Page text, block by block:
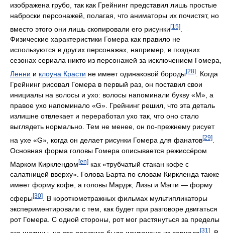
изображена грубо, так как Грейнинг представил лишь простые
наброски персонажей, полагая, что аниматоры их почистят, но
вместо этого они лишь скопировали его рисунки[15]
Физические характеристики Гомера как правило не
используются в других персонажах, например, в поздних
сезонах сериала никто из персонажей за исключением Гомера,
Ленни и клоуна Красти не имеет одинаковой бороды[28]
. Когда
Грейнинг рисовал Гомера в первый раз, он поставил свои
инициалы на волосы и ухо: волосы напоминали букву «M», а
правое ухо напоминало «G». Грейнинг решил, что эта деталь
излишне отвлекает и переработал ухо так, что оно стало
выглядеть нормально. Тем не менее, он по-прежнему рисует
на ухе «G», когда он делает рисунки Гомера для фанатов[29]
Основная форма головы Гомера описывается режиссёром
Марком Кирклендом[en] как «трубчатый стакан кофе с
салатницей вверху». Голова Барта по словам Киркленда также
имеет форму кофе, а головы Мардж, Лизы и Мэгги — форму
сферы[30]
. В короткометражных фильмах мультипликаторы
экспериментировали с тем, как будет при разговоре двигаться
рот Гомера. С одной стороны, рот мог растянуться за пределы
[31]